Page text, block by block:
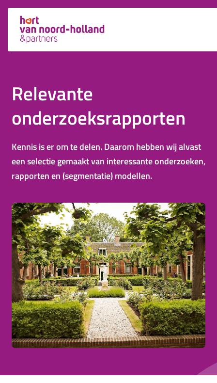
Relevante
onderzoeksrapporten
Kennis is er om te delen. Daarom hebben wij alvast
een selectie gemaakt van interessante onderzoeken,
rapporten en (segmentatie) modellen.